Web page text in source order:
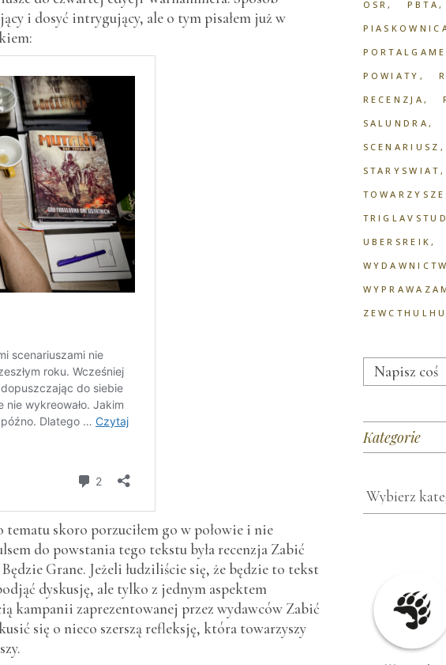
i dosyć intrygujący, ale o tym pisałem już w
tematu skoro porzuciłem go w połowie i nie
do powstania tego tekstu była recenzja Zabić
Grane. Jeżeli łudziliście się, że będzie to tekst
dyskusję, ale tylko z jednym aspektem
kampanii zaprezentowanej przez wydawców Zabić
się o nieco szerszą refleksję, która towarzyszy
OSR
PBTA
POWIATY
RECENZJA
SALUNDRA
SCENARIUSZ
STARYSWIAT
TOWARZYSZE
UBERSREIK
ZEWCTHULHU
Search
for:
Kategorie